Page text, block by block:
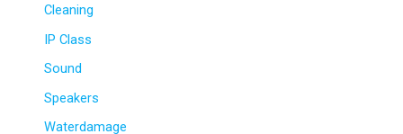
Cleaning
IP Class
Sound
Speakers
Waterdamage